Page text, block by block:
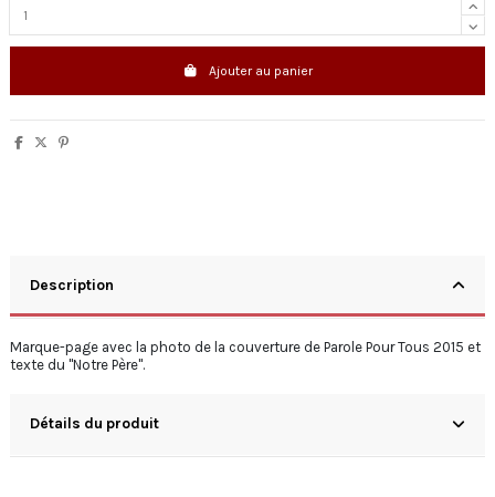
Ajouter au panier
Description
Marque-page avec la photo de la couverture de Parole Pour Tous 2015 et
texte du "Notre Père".
Détails du produit